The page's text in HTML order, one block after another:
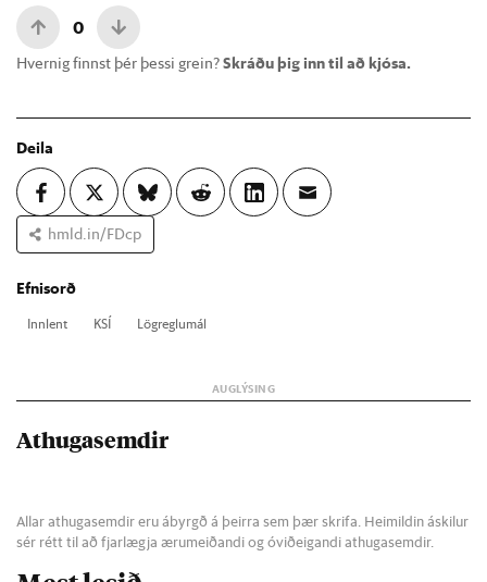
0
Hvernig finnst þér þessi grein?Skráðu þig inn til að kjósa.
Deila
hmld.in/FDcp
Efnisorð
Inn­lent KSÍ Lög­reglu­mál
Athugasemdir
Allar athugasemdir eru ábyrgð á þeirra sem þær skrifa. Heimildin áskilur
sér rétt til að fjarlægja ærumeiðandi og óviðeigandi athugasemdir.